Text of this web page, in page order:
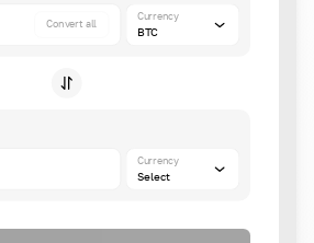
Convert all
Currency
BTC
Currency
Select